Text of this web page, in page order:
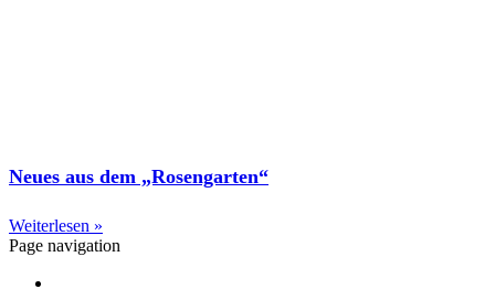
Neues aus dem „Rosengarten“
Weiterlesen »
Page navigation